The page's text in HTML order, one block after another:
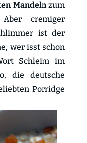
Mandelnzum
cremiger
ist der
wer isst schon
Schleim im
die deutsche
Porridge